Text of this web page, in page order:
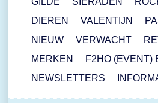
DIEREN
VALENTIJN
NIEUW
VERWACHT
MERKEN
F2HO (EVENT)
NEWSLETTERS